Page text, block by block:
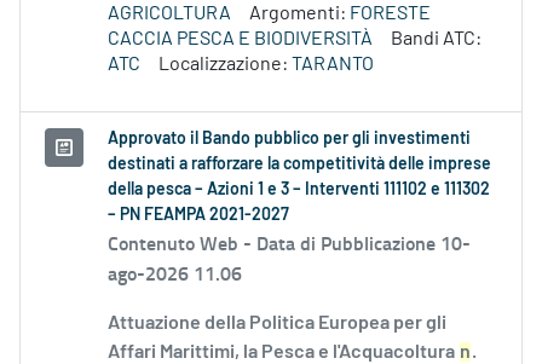
AGRICOLTURA
Argomenti: FORESTE
CACCIA PESCA E BIODIVERSITÀ
Bandi ATC:
ATC
Localizzazione: TARANTO
Approvato il Bando pubblico per gli investimenti
destinati a rafforzare la competitività delle imprese
della pesca – Azioni 1 e 3 – Interventi 111102 e 111302
– PN FEAMPA 2021-2027
Contenuto Web - Data di Pubblicazione 10-
ago-2026 11.06
Attuazione della Politica Europea per gli
Affari Marittimi, la Pesca e l'Acquacoltura n.